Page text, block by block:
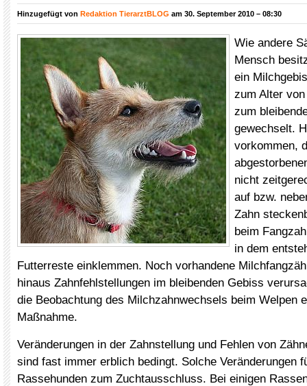
Hinzugefügt von Redaktion TierarztBLOG am 30. September 2010 – 08:30
Wie andere
Mensch
ein
zum Alter
zum
gewechselt.
vorkommen,
nicht
auf bzw.
Zahn
beim
in dem
Futterreste einklemmen. Noch vorhandene
hinaus Zahnfehlstellungen im bleibenden Gebiss
die Beobachtung des Milchzahnwechsels beim Welpen
Maßnahme.
Veränderungen in der Zahnstellung und Fehlen von
sind fast immer erblich bedingt. Solche Veränderungen
Rassehunden zum Zuchtausschluss. Bei einigen